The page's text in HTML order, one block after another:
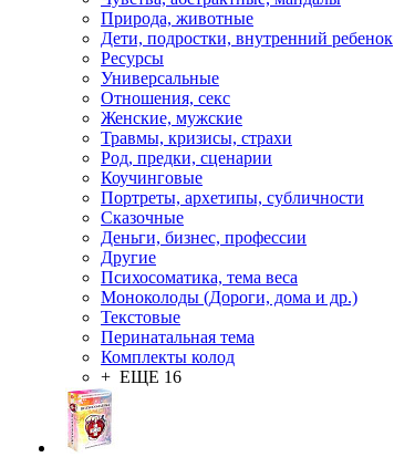
Природа, животные
Дети, подростки, внутренний ребенок
Ресурсы
Универсальные
Отношения, секс
Женские, мужские
Травмы, кризисы, страхи
Род, предки, сценарии
Коучинговые
Портреты, архетипы, субличности
Сказочные
Деньги, бизнес, профессии
Другие
Психосоматика, тема веса
Моноколоды (Дороги, дома и др.)
Текстовые
Перинатальная тема
Комплекты колод
+ ЕЩЕ 16